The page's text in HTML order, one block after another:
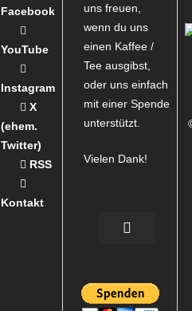
Facebook
YouTube
Instagram
X
(ehem.
Twitter)
RSS
Kontakt
uns freuen,
wenn du uns
einen Kaffee /
Tee ausgibst,
oder uns einfach
mit einer Spende
unterstützt.
Vielen Dank!